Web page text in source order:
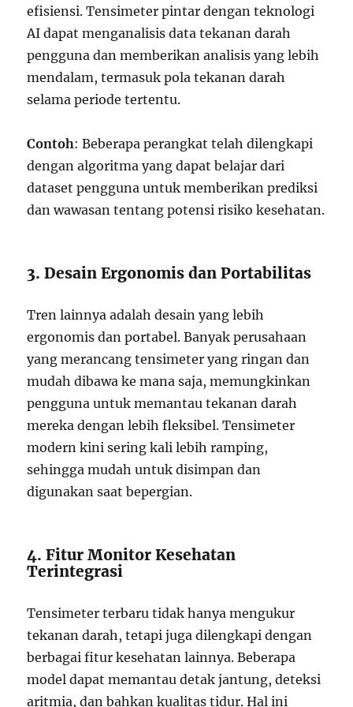
efisiensi. Tensimeter pintar dengan teknologi
AI dapat menganalisis data tekanan darah
pengguna dan memberikan analisis yang lebih
mendalam, termasuk pola tekanan darah
selama periode tertentu.
Contoh: Beberapa perangkat telah dilengkapi
dengan algoritma yang dapat belajar dari
dataset pengguna untuk memberikan prediksi
dan wawasan tentang potensi risiko kesehatan.
3. Desain Ergonomis dan Portabilitas
Tren lainnya adalah desain yang lebih
ergonomis dan portabel. Banyak perusahaan
yang merancang tensimeter yang ringan dan
mudah dibawa ke mana saja, memungkinkan
pengguna untuk memantau tekanan darah
mereka dengan lebih fleksibel. Tensimeter
modern kini sering kali lebih ramping,
sehingga mudah untuk disimpan dan
digunakan saat bepergian.
4. Fitur Monitor Kesehatan
Terintegrasi
Tensimeter terbaru tidak hanya mengukur
tekanan darah, tetapi juga dilengkapi dengan
berbagai fitur kesehatan lainnya. Beberapa
model dapat memantau detak jantung, deteksi
aritmia, dan bahkan kualitas tidur. Hal ini